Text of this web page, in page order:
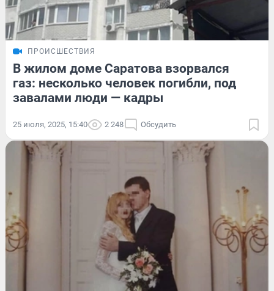
ПРОИСШЕСТВИЯ
В жилом доме Саратова взорвался
газ: несколько человек погибли, под
завалами люди — кадры
25 июля, 2025, 15:40 2 248 Обсудить